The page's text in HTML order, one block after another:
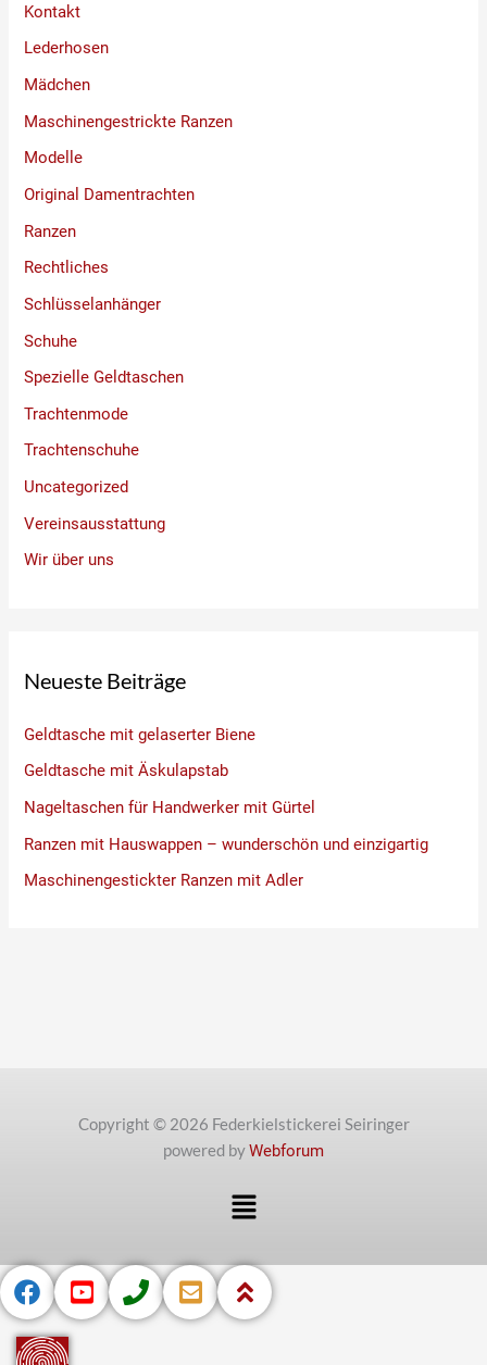
Kontakt
Lederhosen
Mädchen
Maschinengestrickte Ranzen
Modelle
Original Damentrachten
Ranzen
Rechtliches
Schlüsselanhänger
Schuhe
Spezielle Geldtaschen
Trachtenmode
Trachtenschuhe
Uncategorized
Vereinsausstattung
Wir über uns
Neueste Beiträge
Geldtasche mit gelaserter Biene
Geldtasche mit Äskulapstab
Nageltaschen für Handwerker mit Gürtel
Ranzen mit Hauswappen – wunderschön und einzigartig
Maschinengestickter Ranzen mit Adler
Copyright © 2026 Federkielstickerei Seiringer
powered byWebforum
Menü